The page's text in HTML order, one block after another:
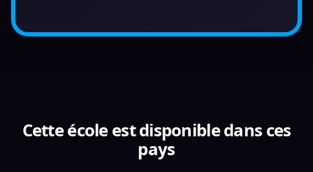
Cette école est disponible dans ces
pays